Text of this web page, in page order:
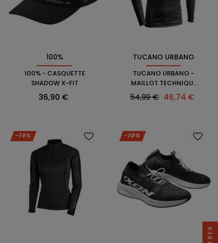
100%
100% - CASQUETTE
SHADOW X-FIT
Prix
36,90 €
TUCANO URBANO
TUCANO URBANO -
MAILLOT TECHNIQUE
UPSPEED
Prix
54,99 € Prix
46,74 €
-15% -10%